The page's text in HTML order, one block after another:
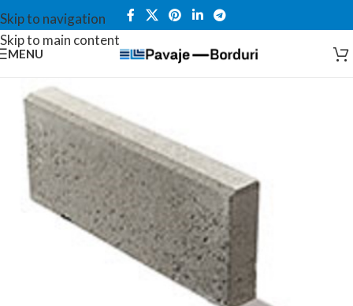
Skip to navigation
Skip to main content
MENU